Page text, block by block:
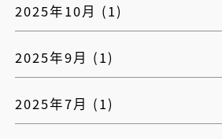
2025年10月 (1)
2025年9月 (1)
2025年7月 (1)